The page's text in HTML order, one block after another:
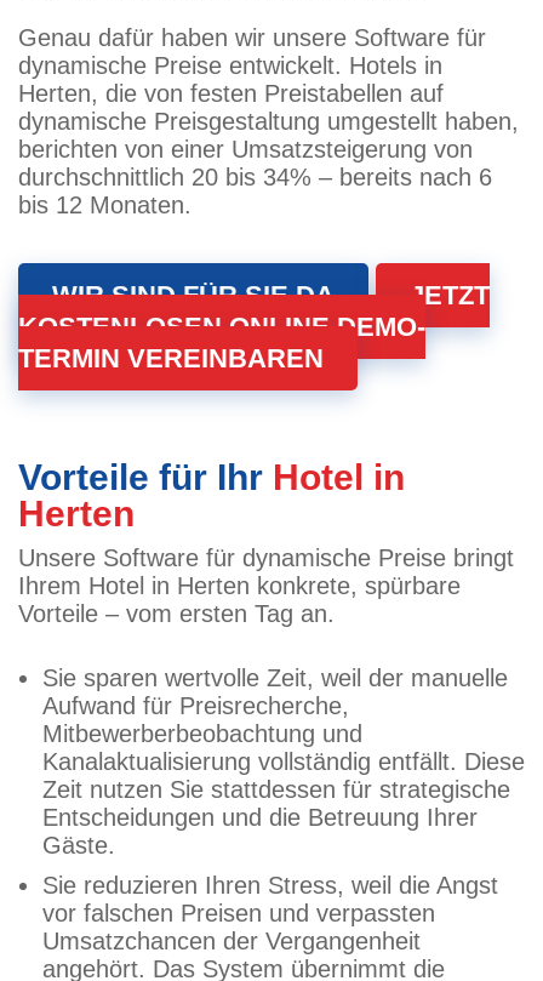
Genau dafür haben wir unsere Software für
dynamische Preise entwickelt. Hotels in
Herten, die von festen Preistabellen auf
dynamische Preisgestaltung umgestellt haben,
berichten von einer Umsatzsteigerung von
durchschnittlich 20 bis 34% – bereits nach 6
bis 12 Monaten.
WIR SIND FÜR SIE DA
JETZT
KOSTENLOSEN ONLINE DEMO-
TERMIN VEREINBAREN
Vorteile für Ihr Hotel in
Herten
Unsere Software für dynamische Preise bringt
Ihrem Hotel in Herten konkrete, spürbare
Vorteile – vom ersten Tag an.
Sie sparen wertvolle Zeit, weil der manuelle
Aufwand für Preisrecherche,
Mitbewerberbeobachtung und
Kanalaktualisierung vollständig entfällt. Diese
Zeit nutzen Sie stattdessen für strategische
Entscheidungen und die Betreuung Ihrer
Gäste.
Sie reduzieren Ihren Stress, weil die Angst
vor falschen Preisen und verpassten
Umsatzchancen der Vergangenheit
angehört. Das System übernimmt die